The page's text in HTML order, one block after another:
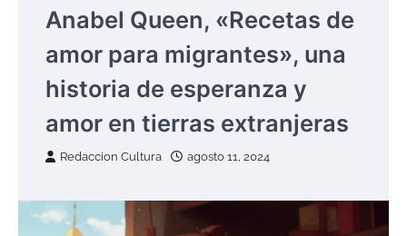
Anabel Queen, «Recetas de
amor para migrantes», una
historia de esperanza y
amor en tierras extranjeras
Redaccion Cultura agosto 11, 2024